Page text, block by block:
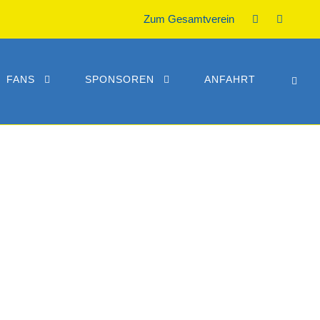
Zum Gesamtverein
FANS SPONSOREN ANFAHRT